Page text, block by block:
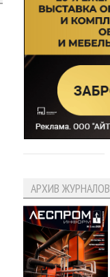
АРХИВ ЖУРНАЛОВ